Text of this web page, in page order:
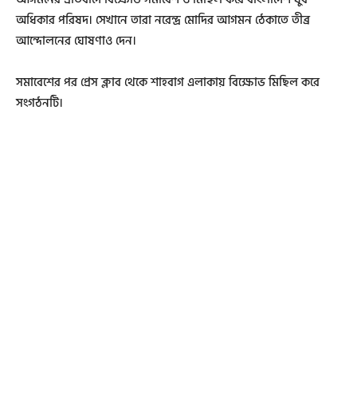
অধিকার পরিষদ। সেখানে তারা নরেন্দ্র মোদির আগমন ঠেকাতে তীব্র
আন্দোলনের ঘোষণাও দেন।
সমাবেশের পর প্রেস ক্লাব থেকে শাহবাগ এলাকায় বিক্ষোভ মিছিল করে
সংগঠনটি।